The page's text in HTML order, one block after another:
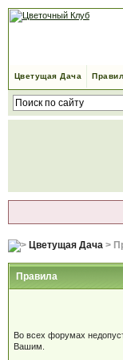
Цветущая Дача
Цветущая Дача>
Правила
Во всех форумах
Вашим.